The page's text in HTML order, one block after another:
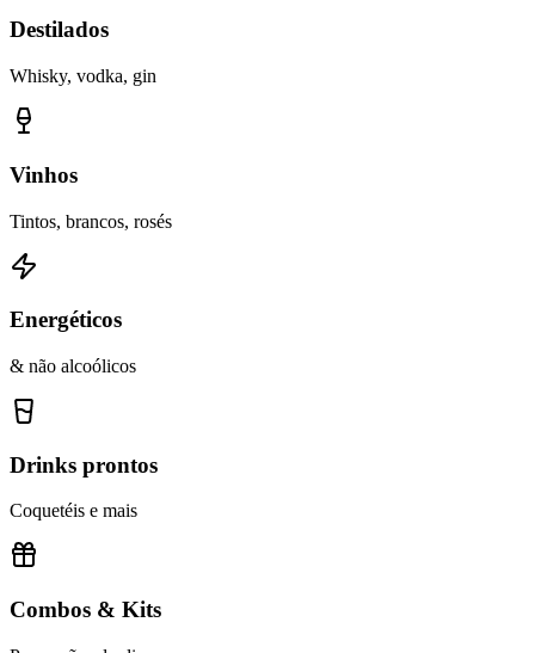
Destilados
Whisky, vodka, gin
Vinhos
Tintos, brancos, rosés
Energéticos
& não alcoólicos
Drinks prontos
Coquetéis e mais
Combos & Kits